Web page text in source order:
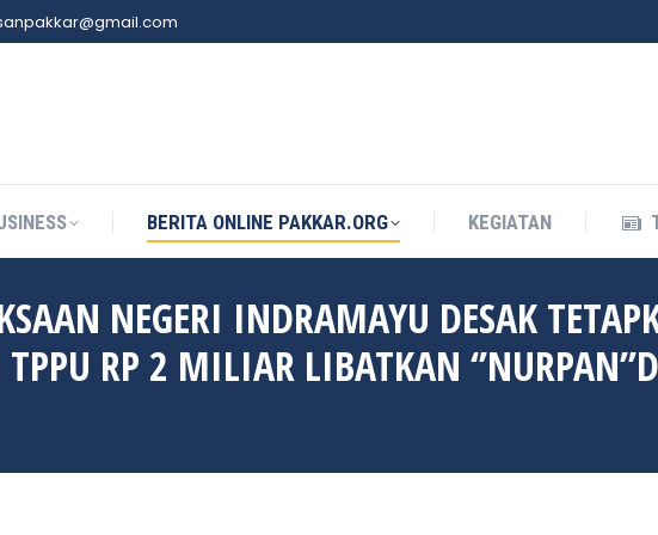
BERITA ONLINE PAKKAR.ORG KEGIATAN
NEGERI INDRAMAYU DESAK
RP 2 MILIAR LIBATKAN
BERITA ONLINE PAKKAR.ORG KEGIATAN